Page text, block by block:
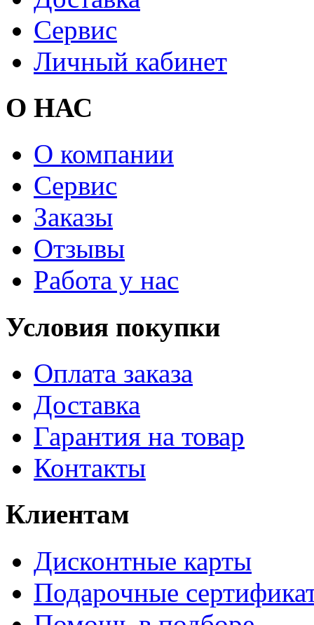
Сервис
Личный кабинет
О НАС
О компании
Сервис
Заказы
Отзывы
Работа у нас
Условия покупки
Оплата заказа
Доставка
Гарантия на товар
Контакты
Клиентам
Дисконтные карты
Подарочные